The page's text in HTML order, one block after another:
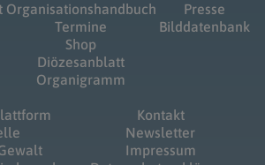
Organisationshandbuch
Termine
Shop
Diözesanblatt
Organigramm
Presse
Bilddatenbank
Kontakt
Newsletter
Impressum